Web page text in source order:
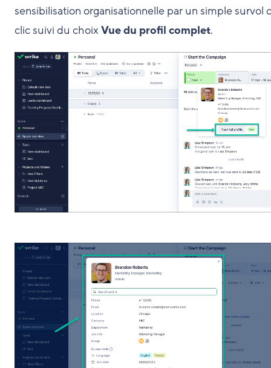
sensibilisation organisationnelle par un simple survol
clic suivi du choix Vue du profil complet.